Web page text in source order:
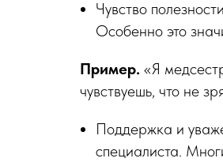
Чувство
Особенно это
Пример. «Я
чувствуешь, что не
Поддержка и
специалиста.